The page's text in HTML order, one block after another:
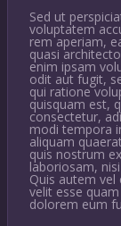
Sed ut
voluptatem
rem aperiam,
quasi
enim ipsam
odit aut fugit,
qui ratione
quisquam est,
consectetur,
modi tempora
aliquam
quis nostrum
laboriosam,
Quis autem
velit esse
dolorem eum